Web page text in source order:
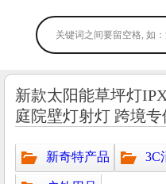
新款太阳能草坪灯
庭院壁灯射灯 跨境专
新奇特产品 3C